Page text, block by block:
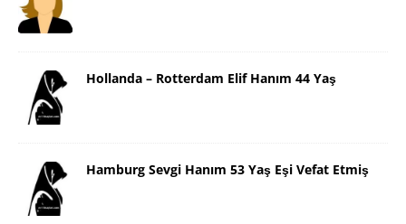
Hollanda – Rotterdam Elif Hanım 44 Yaş
Hamburg Sevgi Hanım 53 Yaş Eşi Vefat Etmiş